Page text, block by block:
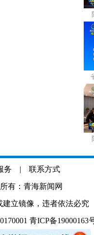
务 | 联系方式
有：青海新闻网
立镜像，违者依法必究
青ICP备19000163